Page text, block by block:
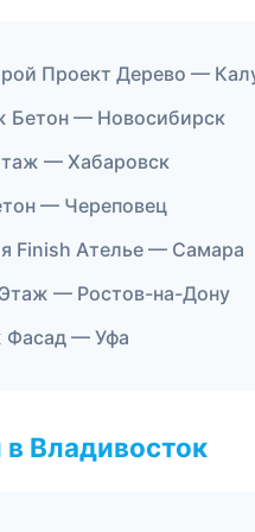
Проект Дерево —
Бетон — Новосибирск
— Хабаровск
— Череповец
Finish Ателье — Самара
— Ростов-на-Дону
Фасад — Уфа
Владивосток